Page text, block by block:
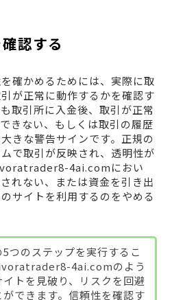
認する
確かめるためには、実際に取
が正常に動作するかを確認す
取引所に入金後、取引が正常
きない、もしくは取引の履歴
きな警告サインです。正規の
で取引が反映され、透明性が
4ai.comにおい
れない、または資金を引き出
サイトを利用するのをやめる
5つのステップを実行するこ
4ai.comのよう
イトを見破り、リスクを回避
ができます。信頼性を確認す